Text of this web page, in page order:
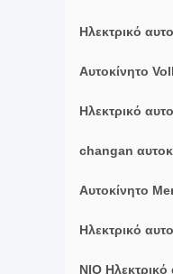
Ηλεκτρικό
Αυτοκίνητο
Ηλεκτρικό
changan
Αυτοκίνητο
Ηλεκτρικό
NIO Ηλεκτρικό